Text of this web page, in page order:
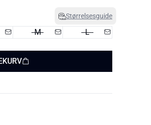
Størrelsesguide
M
L